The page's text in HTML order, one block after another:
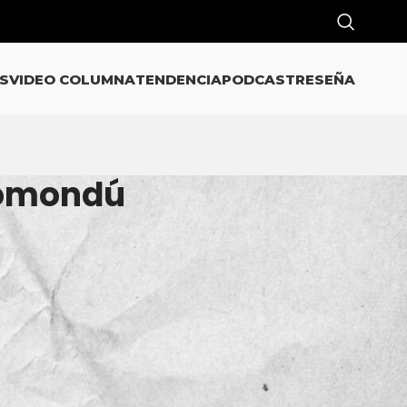
VIDEO COLUMNATENDENCIAPODCASTRESEÑA